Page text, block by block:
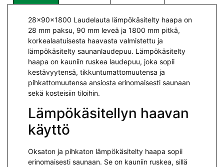
28x90x1800 Laudelauta lämpökäsitelty haapa on
28 mm paksu, 90 mm leveä ja 1800 mm pitkä,
korkealaatuisesta haavasta valmistettu ja
lämpökäsitelty saunanlaudepuu. Lämpökäsitelty
haapa on kauniin ruskea laudepuu, joka sopii
kestävyytensä, tikkuntumattomuutensa ja
pihkattomuutensa ansiosta erinomaisesti saunaan
sekä kosteisiin tiloihin.
Lämpökäsitellyn haavan
käyttö
Oksaton ja pihkaton lämpökäsitelty haapa sopii
erinomaisesti saunaan. Se on kauniin ruskea, sillä